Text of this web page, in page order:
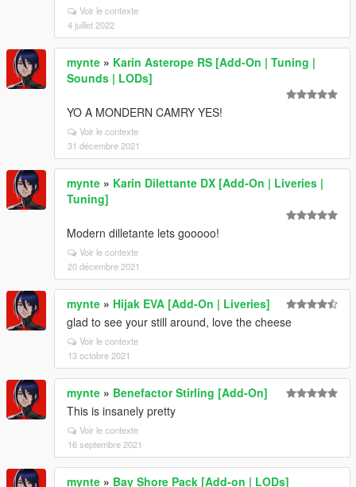
Voir le contexte
4 juillet 2022
mynte » Karin Asterope RS [Add-On | Tuning |
Sounds | LODs]
YO A MONDERN CAMRY YES!
Voir le contexte
31 décembre 2021
mynte » Karin Dilettante DX [Add-On | Liveries |
Tuning]
Modern dilletante lets gooooo!
Voir le contexte
20 décembre 2021
mynte » Hijak EVA [Add-On | Liveries]
glad to see your still around, love the cheese
Voir le contexte
13 octobre 2021
mynte » Benefactor Stirling [Add-On]
This is insanely pretty
Voir le contexte
16 septembre 2021
mynte » Bay Shore Pack [Add-on | LODs]